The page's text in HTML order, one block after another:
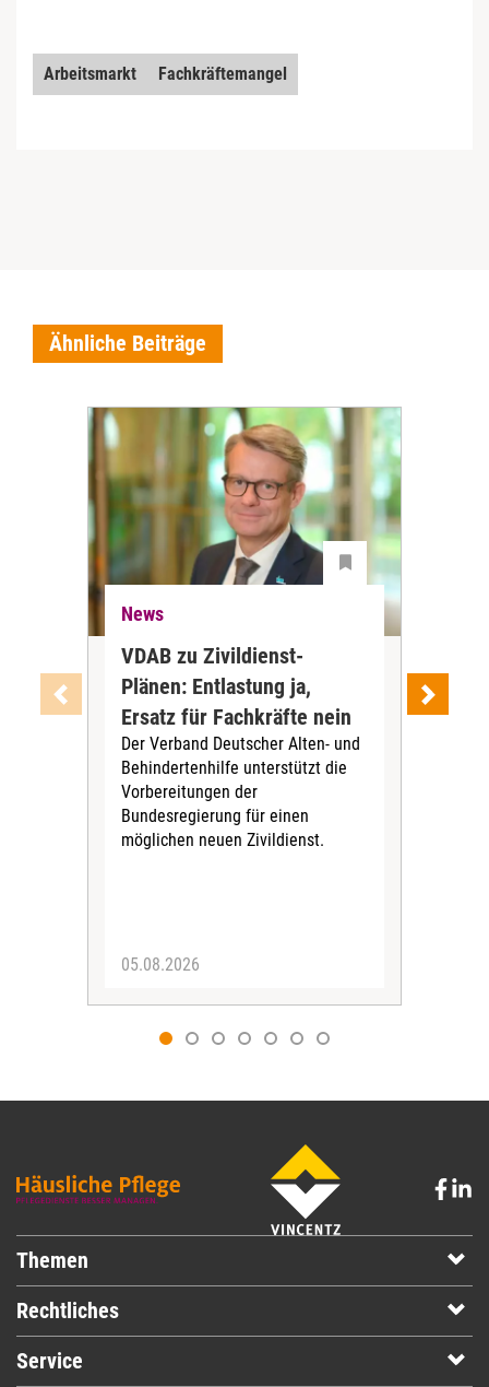
Arbeitsmarkt Fachkräftemangel
Ähnliche Beiträge
News
VDAB zu Zivildienst-
Plänen: Entlastung ja,
Ersatz für Fachkräfte nein
Der Verband Deutscher Alten- und
Behindertenhilfe unterstützt die
Vorbereitungen der
Bundesregierung für einen
möglichen neuen Zivildienst.
05.08.2026
Themen
Rechtliches
Service